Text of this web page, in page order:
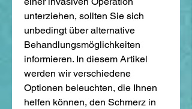
unterziehen, sollten Sie sich
unbedingt über alternative
Behandlungsmöglichkeiten
informieren. In diesem Artikel
werden wir verschiedene
Optionen beleuchten, die Ihnen
helfen können, den Schmerz in